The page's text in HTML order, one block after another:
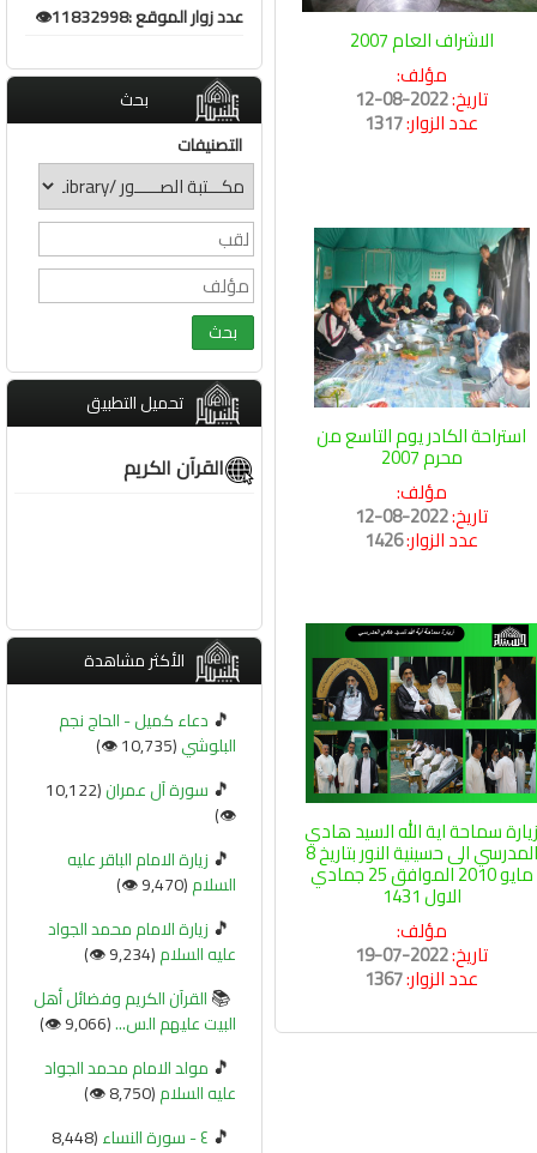
الاشراف العام 2007
مؤلف:
تاريخ:2022-08-12
عدد الزوار:1317
استراحة الكادر يوم التاسع من
محرم 2007
مؤلف:
تاريخ:2022-08-12
عدد الزوار:1426
سماحة اية الله السيد هادي
المدرسي الى حسينية النور بتاريخ 8
مايو 2010 الموافق 25 جمادي
الاول 1431
مؤلف:
تاريخ:2022-07-19
عدد الزوار:1367
عدد زوار الموقع :11832998👁️
بحث
التصنيفات
تحميل التطبيق
القرآن الكريم
الأكثر مشاهدة
🎵 دعاء كميل - الحاج نجم
البلوشي(10,735 👁️)
🎵 سورة آل عمران (10,122
👁️)
🎵 زيارة الامام الباقر عليه
السلام(9,470 👁️)
🎵 زيارة الامام محمد الجواد
عليه السلام(9,234 👁️)
📚القرآن الكريم وفضائل أهل
البيت عليهم الس...(9,066 👁️)
🎵 مولد الامام محمد الجواد
عليه السلام(8,750 👁️)
🎵 ٤ - سورة النساء
(8,448